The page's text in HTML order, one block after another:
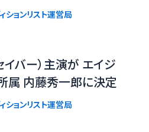
ションリスト運営局
イバー）主演が エイジ
属 内藤秀一郎に決定
ションリスト運営局